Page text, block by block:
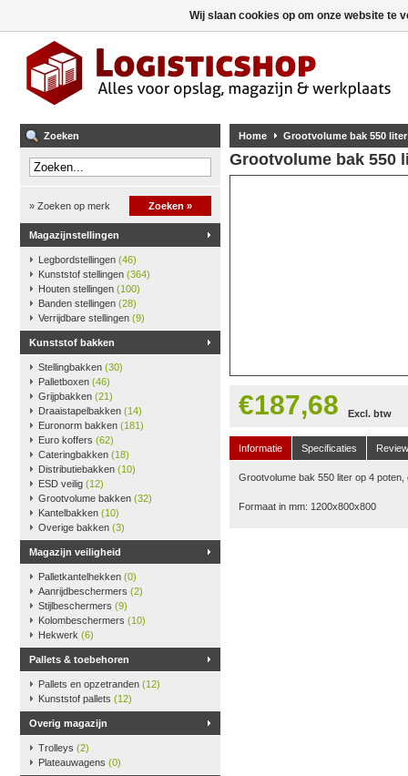
Zoeken
» Zoeken op merk Zoeken »
Magazijnstellingen
Legbordstellingen (46)
Kunststof stellingen (364)
Houten stellingen (100)
Banden stellingen (28)
Verrijdbare stellingen (9)
Kunststof bakken
Stellingbakken (30)
Palletboxen (46)
Grijpbakken (21)
Draaistapelbakken (14)
Euronorm bakken (181)
Euro koffers (62)
Cateringbakken (18)
Distributiebakken (10)
ESD veilig (12)
Grootvolume bakken (32)
Kantelbakken (10)
Overige bakken (3)
Magazijn veiligheid
Palletkantelhekken (0)
Aanrijdbeschermers (2)
Stijlbeschermers (9)
Kolombeschermers (10)
Hekwerk (6)
Pallets & toebehoren
Pallets en opzetranden (12)
Kunststof pallets (12)
Overig magazijn
Trolleys (2)
Plateauwagens (0)
Home Grootvolume bak 550
Grootvolume bak 550
€187,68 Excl. btw
Informatie Specificaties
Grootvolume bak 550 liter op 4 poten,
Formaat in mm: 1200x800x800
Wij slaan cookies op om onze website te